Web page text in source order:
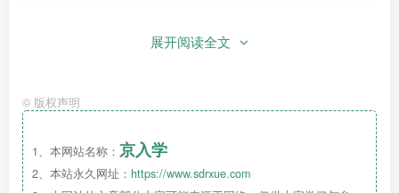
04
伙食费：35元/天（含三餐两点）
展开阅读全文
© 版权声明
1、本网站名称： 京入学
2、本站永久网址： https://www.sdrxue.com